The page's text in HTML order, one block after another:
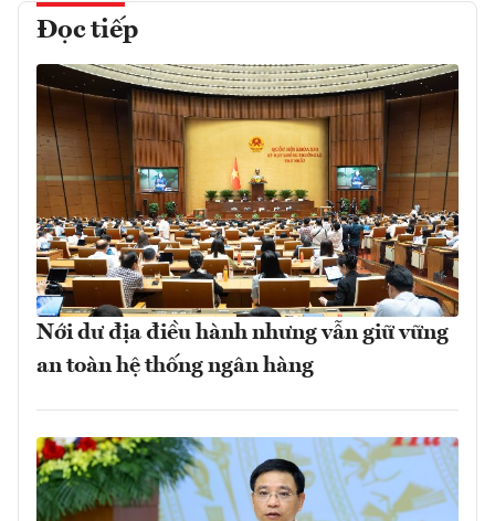
Đọc tiếp
Nới dư địa điều hành nhưng vẫn giữ vững
an toàn hệ thống ngân hàng